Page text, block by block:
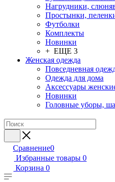
Нагрудники,
Простынки,
Футболки
Комплекты
Новинки
+ ЕЩЕ 3
Женская одежда
Повседневная
Одежда для дома
Аксессуары
Новинки
Головные уборы,
Сравнение0
Избранные товары 0
Корзина 0